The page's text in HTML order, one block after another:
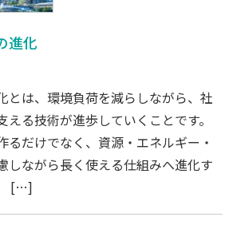
進化
とは、環境負荷を減らしながら、社
える技術が進歩していくことです。
るだけでなく、資源・エネルギー・
しながら長く使える仕組みへ進化す
[…]